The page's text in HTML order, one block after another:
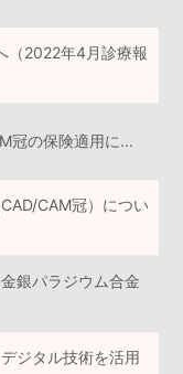
（2022年4月診療報
冠の保険適用に...
CAM冠）につい
銀パラジウム合金
ジタル技術を活用